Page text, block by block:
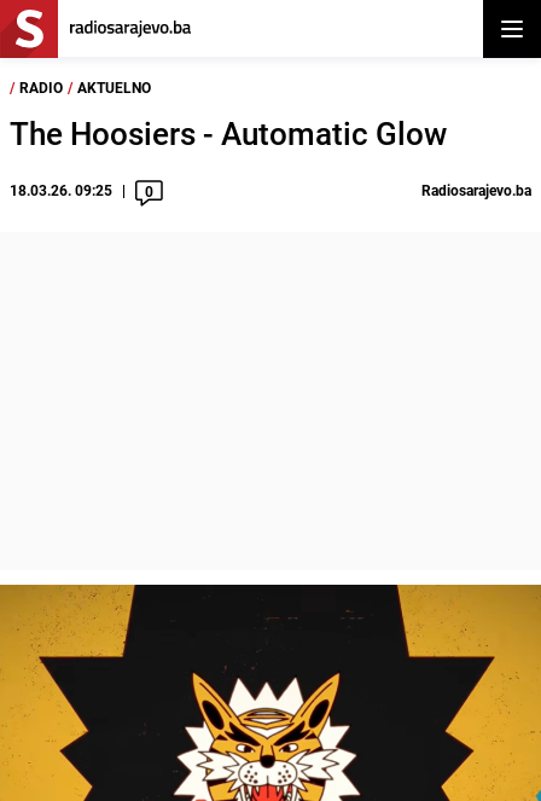
/ RADIO / AKTUELNO
The Hoosiers - Automatic Glow
18.03.26. 09:25 0 Radiosarajevo.ba